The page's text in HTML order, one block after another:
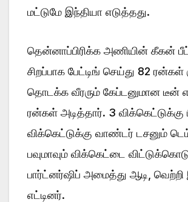
மட்டுமே இந்தியா எடுத்தது.
தென்னாப்பிரிக்க அணியின் கீகன்
சிறப்பாக பேட்டிங் செய்து 82 ரன்கள்
தொடக்க வீரரும் கேப்டனுமான டீன்
ரன்கள் அடித்தார். 3 விக்கெட்டுக்கு
விக்கெட்டுக்கு வாண்டர் டசனும்
பவுமாவும் விக்கெட்டை
பார்ட்னர்ஷிப் அமைத்து ஆடி,
எட்டினர்.